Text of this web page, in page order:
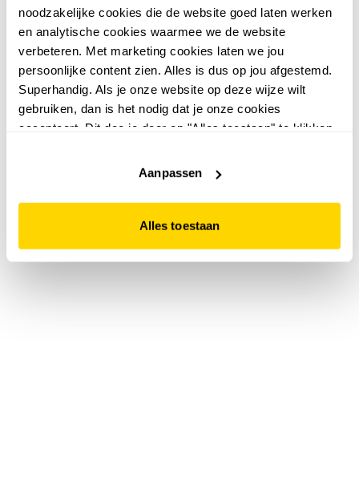
noodzakelijke cookies die de website goed laten werken
en analytische cookies waarmee we de website
verbeteren. Met marketing cookies laten we jou
persoonlijke content zien. Alles is dus op jou afgestemd.
Superhandig. Als je onze website op deze wijze wilt
gebruiken, dan is het nodig dat je onze cookies
accepteert. Dit doe je door op "Alles toestaan" te klikken.
website niet optimaal functioneert.
Aanpassen
Alles toestaan